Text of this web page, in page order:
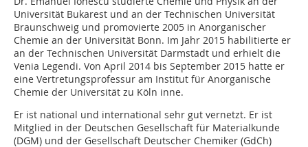
Universität Bukarest und an der Technischen Universität
Braunschweig und promovierte 2005 in Anorganischer
Chemie an der Universität Bonn. Im Jahr 2015 habilitierte er
an der Technischen Universität Darmstadt und erhielt die
Venia Legendi. Von April 2014 bis September 2015 hatte er
eine Vertretungsprofessur am Institut für Anorganische
Chemie der Universität zu Köln inne.
Er ist national und international sehr gut vernetzt. Er ist
Mitglied in der Deutschen Gesellschaft für Materialkunde
(DGM) und der Gesellschaft Deutscher Chemiker (GdCh)